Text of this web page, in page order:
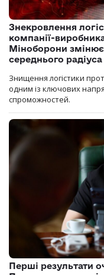
Знекровлення
компанії-
Міноборони
середнього радіуса
Знищення логістики
одним із ключових
спроможностей.
Перші результати